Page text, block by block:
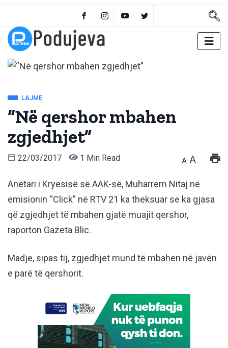
LAJME
“Në qershor mbahen
zgjedhjet”
22/03/2017 1 Min Read A A
Anëtari i Kryesisë së AAK-së, Muharrem Nitaj në
emisionin “Click” në RTV 21 ka theksuar se ka gjasa
që zgjedhjet të mbahen gjatë muajit qershor,
raporton Gazeta Blic.
Madje, sipas tij, zgjedhjet mund të mbahen në javën
e parë të qershorit.